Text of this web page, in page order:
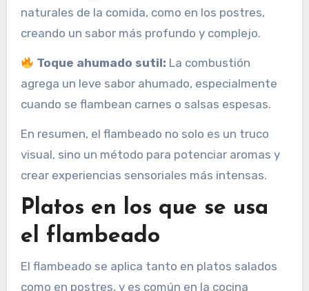
naturales de la comida, como en los postres,
creando un sabor más profundo y complejo.
Toque ahumado sutil: La combustión
agrega un leve sabor ahumado, especialmente
cuando se flambean carnes o salsas espesas.
En resumen, el flambeado no solo es un truco
visual, sino un método para potenciar aromas y
crear experiencias sensoriales más intensas.
Platos en los que se usa
el flambeado
El flambeado se aplica tanto en platos salados
como en postres, y es común en la cocina